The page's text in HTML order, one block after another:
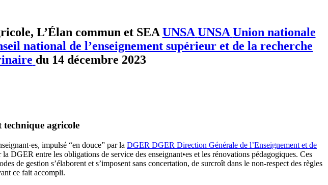
L’Élan commun et SEA UNSA UNSA Union nationale
national de l’enseignement supérieur et de la recherche
du 14 décembre 2023
technique agricole
impulsé “en douce” par la DGER DGER Direction Générale de l’Enseignement et de
DGER entre les obligations de service des enseignant•es et les rénovations pédagogiques. Ces
de gestion s’élaborent et s’imposent sans concertation, de surcroît dans le non-respect des règles
ce fait accompli.